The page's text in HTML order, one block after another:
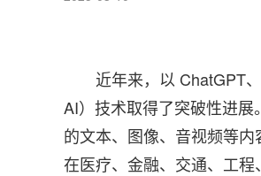
近年来，以 ChatGPT
AI）技术取得了突破性进
的文本、图像、音视频等
在医疗、金融、交通、工